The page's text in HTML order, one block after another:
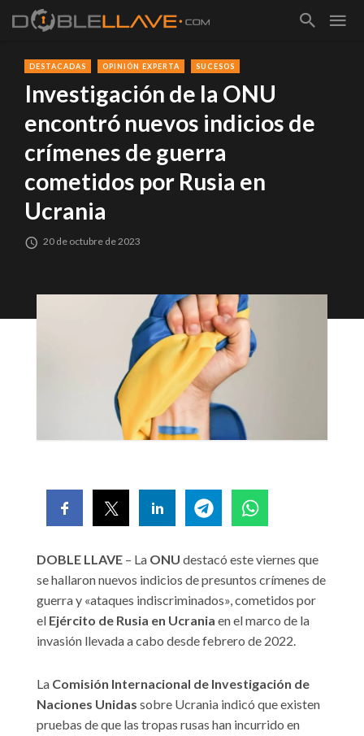
DESTACADAS OPINIÓN EXPERTA SUCESOS
Investigación de la ONU
encontró nuevos indicios de
crímenes de guerra
cometidos por Rusia en
Ucrania
20 de octubre de 2023
DOBLE LLAVE – La ONU destacó este viernes que
se hallaron nuevos indicios de presuntos crímenes de
guerra y «ataques indiscriminados», cometidos por
el Ejército de Rusia en Ucrania en el marco de la
invasión llevada a cabo desde febrero de 2022.
La Comisión Internacional de Investigación de
Naciones Unidas sobre Ucrania indicó que existen
pruebas de que las tropas rusas han incurrido en